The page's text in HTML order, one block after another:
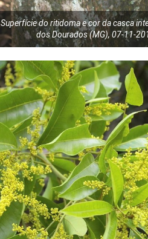
Superfície do ritidoma e cor da casca
dos Dourados (MG), 07-11-